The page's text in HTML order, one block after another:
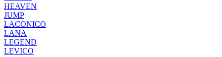
HEAVEN
JUMP
LACONICO
LANA
LEGEND
LEVICO